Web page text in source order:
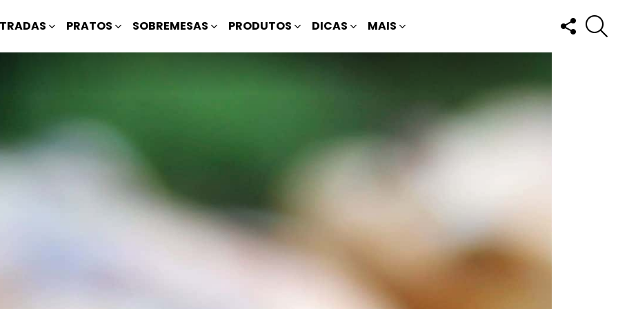
PRATOS SOBREMESAS PRODUTOS DICAS MAIS
FOLLOW
US